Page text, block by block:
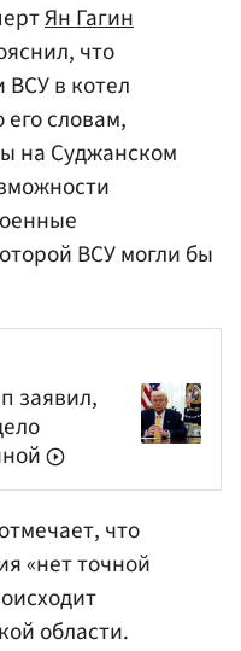
Ян Гагин
что
в котел
словам,
на Суджанском
ВСУ могли бы
заявил,
что
«нет точной
области.